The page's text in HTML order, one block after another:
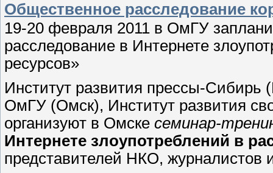
Общественное расследование
19-20 февраля 2011 в ОмГУ
расследование в Интернете
ресурсов»
Институт развития прессы-Сибирь
ОмГУ (Омск), Институт развития
организуют в Омске семинар-
Интернете злоупотреблений в
представителей НКО, журналистов